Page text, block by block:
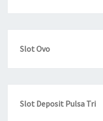
Slot Ovo
Slot Deposit Pulsa Tri